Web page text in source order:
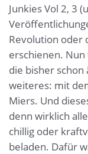
Junkies Vol 2, 3
Revolution oder
erschienen.
die bisher schon
weiteres: mit
Miers. Und
denn wirklich
chillig oder
beladen. Dafür